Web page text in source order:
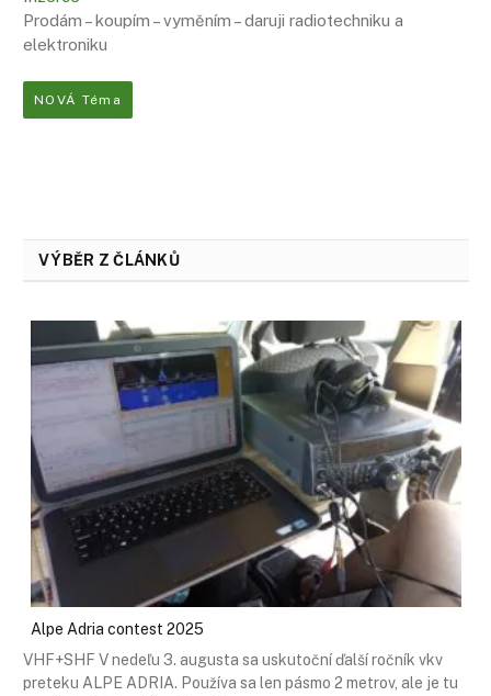
Prodám – koupím – vyměním – daruji radiotechniku ​​a
elektroniku
NOVÁ Téma
VÝBĚR Z ČLÁNKŮ
Alpe Adria contest 2025
VHF+SHF V nedeľu 3. augusta sa uskutoční ďalší ročník vkv
preteku ALPE ADRIA. Používa sa len pásmo 2 metrov, ale je tu